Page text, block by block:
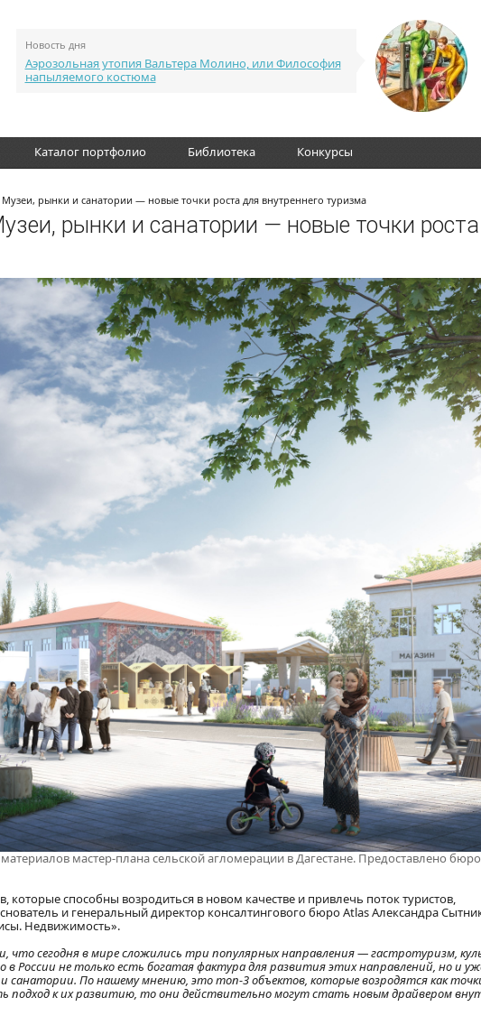
Новость дня
Аэрозольная утопия Вальтера Молино, или Философия
напыляемого костюма
Каталог портфолио Библиотека Конкурсы
рынки и санатории — новые точки роста для внутреннего туризма
рынки и санатории — новые точки
мастер-плана сельской агломерации в Дагестане. Предоставлено бюро
способны возродиться в новом качестве и привлечь поток туристов,
и генеральный директор консалтингового бюро Atlas Александра
Недвижимость».
что сегодня в мире сложились три популярных направления — гастротуризм,
России не только есть богатая фактура для развития этих направлений, но и
По нашему мнению, это топ-3 объектов, которые возродятся как
подход к их развитию, то они действительно могут стать новым драйвером